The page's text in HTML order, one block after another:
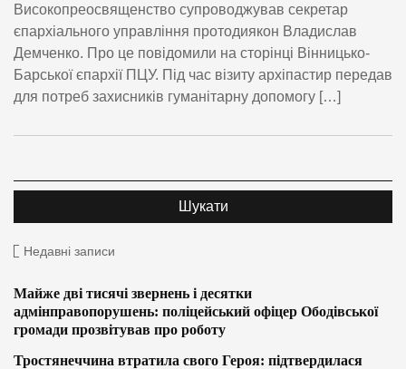
Високопреосвященство супроводжував секретар
єпархіального управління протодиякон Владислав
Демченко. Про це повідомили на сторінці Вінницько-
Барської єпархії ПЦУ. Під час візиту архіпастир передав
для потреб захисників гуманітарну допомогу […]
Недавні записи
Майже дві тисячі звернень і десятки
адмінправопорушень: поліцейський офіцер Ободівської
громади прозвітував про роботу
Тростянеччина втратила свого Героя: підтвердилася